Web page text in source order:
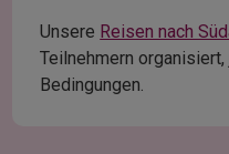
Unsere Reisen nach
Teilnehmern
Bedingungen.